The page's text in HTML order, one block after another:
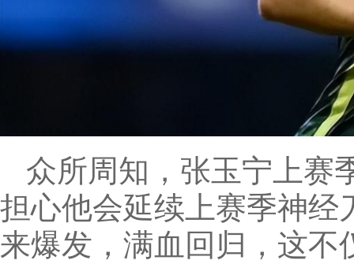
众所周知，张玉宁上赛
担心他会延续上赛季神经
来爆发，满血回归，这不